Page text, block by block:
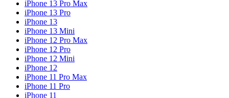
iPhone 13 Pro Max
iPhone 13 Pro
iPhone 13
iPhone 13 Mini
iPhone 12 Pro Max
iPhone 12 Pro
iPhone 12 Mini
iPhone 12
iPhone 11 Pro Max
iPhone 11 Pro
iPhone 11